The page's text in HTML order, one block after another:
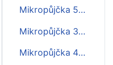
Mikropůjčka 500
Mikropůjčka 3000
Mikropůjčka 4000